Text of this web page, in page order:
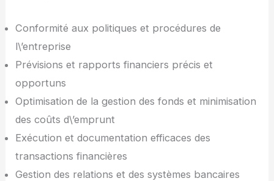
Conformité aux politiques et procédures de
l\’entreprise
Prévisions et rapports financiers précis et
opportuns
Optimisation de la gestion des fonds et minimisation
des coûts d\’emprunt
Exécution et documentation efficaces des
transactions financières
Gestion des relations et des systèmes bancaires